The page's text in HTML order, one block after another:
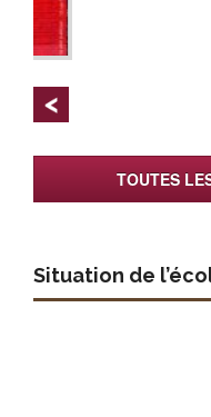
TOUTES
Situation de